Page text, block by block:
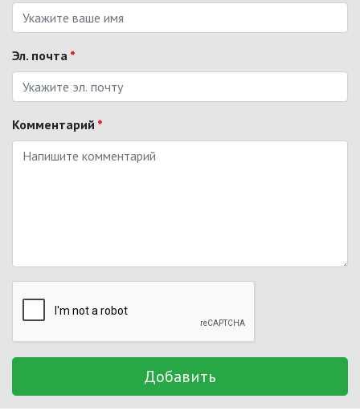
Эл. почта *
Комментарий *
Добавить